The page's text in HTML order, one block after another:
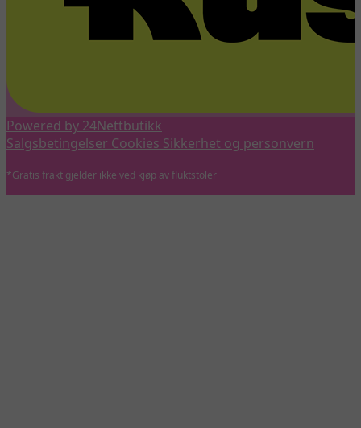
Powered by 24Nettbutikk
Salgsbetingelser Cookies Sikkerhet og personvern
*Gratis frakt gjelder ikke ved kjøp av fluktstoler